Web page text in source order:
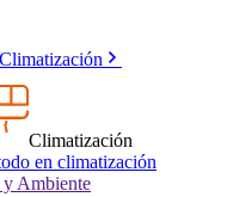
Climatización
Climatización
en climatización
Ambiente